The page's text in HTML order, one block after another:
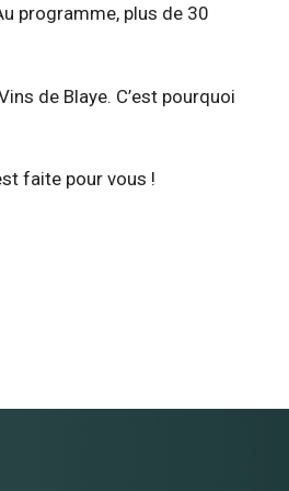
programme, plus de 30
de Blaye. C’est pourquoi
faite pour vous !